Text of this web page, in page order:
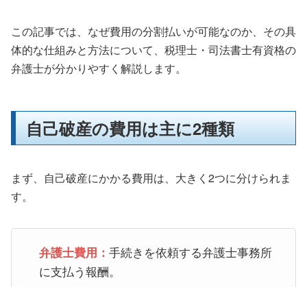
この記事では、なぜ費用の分割払いが可能なのか、その具
体的な仕組みと方法について、税理士・司法書士有資格の
弁護士が分かりやすく解説します。
自己破産の費用は主に2種類
まず、自己破産にかかる費用は、大きく2つに分けられま
す。
弁護士費用： 手続きを依頼する弁護士事務所
に支払う報酬。